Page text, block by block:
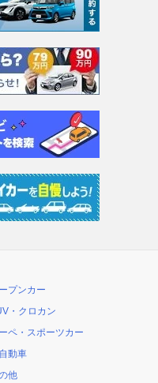
プンカー
・クロカン
ペ・スポーツカー
動車
他